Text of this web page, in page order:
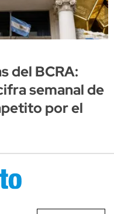
del BCRA:
semanal de
por el